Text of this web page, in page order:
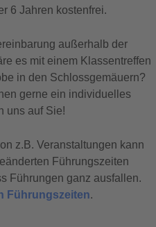
6 Jahren kostenfrei.
außerhalb der
es mit einem Klassentreffen
in den Schlossgemäuern?
gerne ein individuelles
uns auf Sie!
z.B. Veranstaltungen kann
Führungszeiten
Führungen ganz ausfallen.
Führungszeiten.